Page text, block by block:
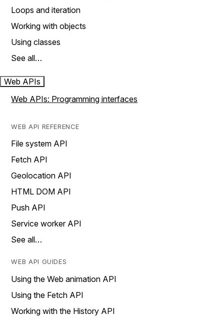
Loops and iteration
Working with objects
Using classes
See all…
Web APIs
Web APIs: Programming interfaces
WEB API REFERENCE
File system API
Fetch API
Geolocation API
HTML DOM API
Push API
Service worker API
See all…
WEB API GUIDES
Using the Web animation API
Using the Fetch API
Working with the History API